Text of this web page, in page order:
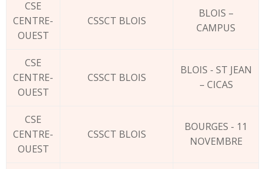
CSE
CENTRE-
OUEST
CSSCT BLOIS
BLOIS –
CAMPUS
CSE
CENTRE-
OUEST
CSSCT BLOIS
BLOIS - ST JEAN
– CICAS
CSE
CENTRE-
OUEST
CSSCT BLOIS
BOURGES - 11
NOVEMBRE